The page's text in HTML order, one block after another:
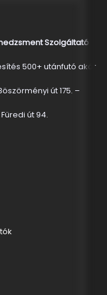
Szolgáltató
500+ utánfutó akár
út 175. –
út 94.